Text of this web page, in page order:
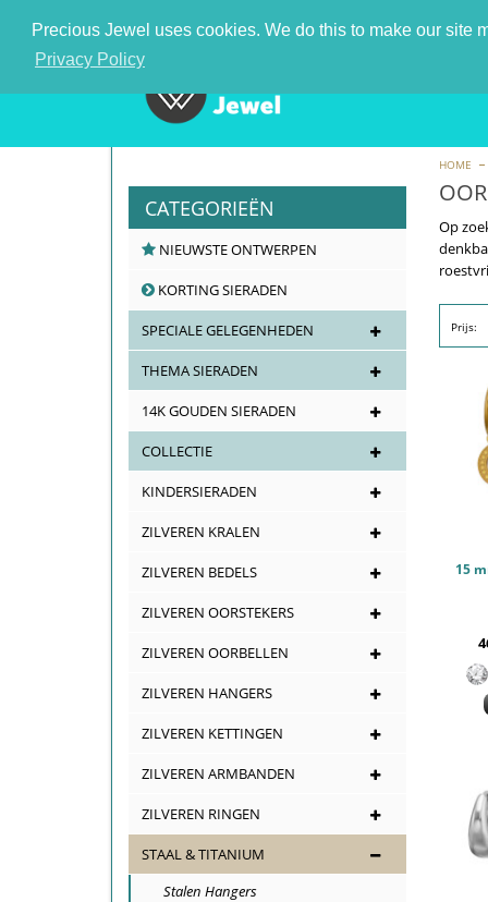
Precious Jewel uses cookies. We do this to make our site
Privacy Policy
HOME
CATEGORIEËN
NIEUWSTE ONTWERPEN
KORTING SIERADEN
SPECIALE GELEGENHEDEN
THEMA SIERADEN
14K GOUDEN SIERADEN
COLLECTIE
KINDERSIERADEN
ZILVEREN KRALEN
ZILVEREN BEDELS
ZILVEREN OORSTEKERS
ZILVEREN OORBELLEN
ZILVEREN HANGERS
ZILVEREN KETTINGEN
ZILVEREN ARMBANDEN
ZILVEREN RINGEN
STAAL & TITANIUM
Stalen Hangers
Op
Prijs: